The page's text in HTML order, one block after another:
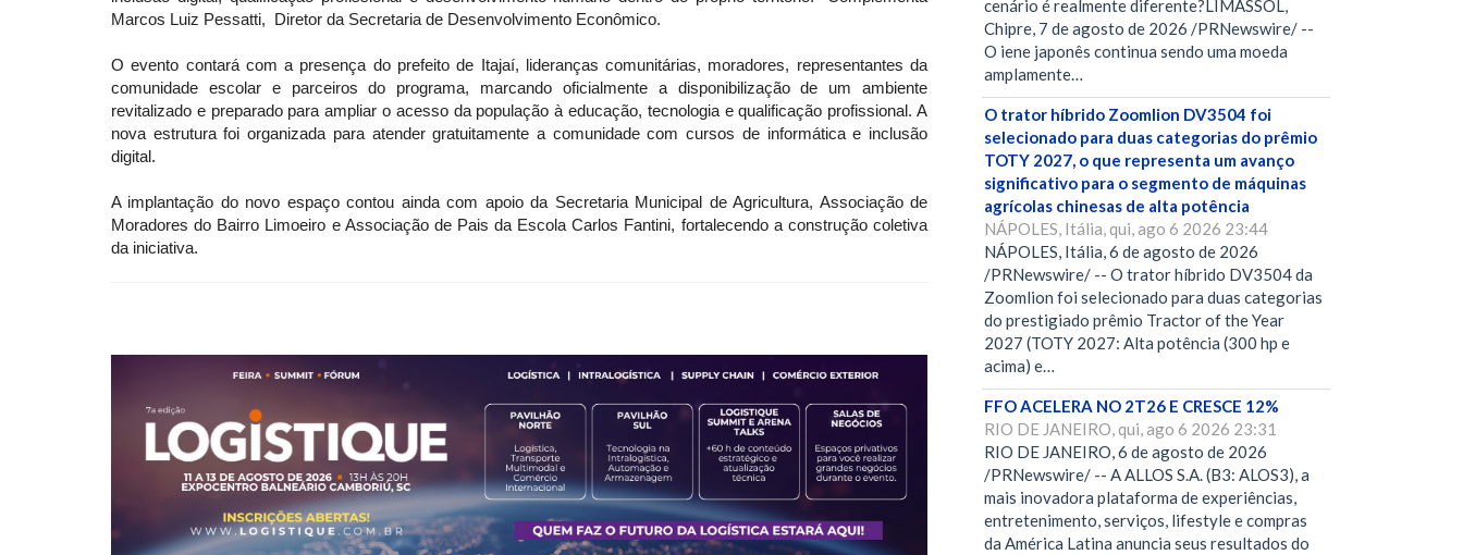
Marcos Luiz Pessatti, Diretor da Secretaria de Desenvolvimento Econômico.
O evento contará com a presença do prefeito de Itajaí, lideranças comunitárias, moradores, representantes da
comunidade escolar e parceiros do programa, marcando oficialmente a disponibilização de um ambiente
revitalizado e preparado para ampliar o acesso da população à educação, tecnologia e qualificação profissional. A
nova estrutura foi organizada para atender gratuitamente a comunidade com cursos de informática e inclusão
digital.
A implantação do novo espaço contou ainda com apoio da Secretaria Municipal de Agricultura, Associação de
Moradores do Bairro Limoeiro e Associação de Pais da Escola Carlos Fantini, fortalecendo a construção coletiva
da iniciativa.
cenário é realmente diferente?LIMASSOL,
Chipre, 7 de agosto de 2026 /PRNewswire/ --
O iene japonês continua sendo uma moeda
amplamente…
O trator híbrido Zoomlion DV3504 foi
selecionado para duas categorias do prêmio
TOTY 2027, o que representa um avanço
significativo para o segmento de máquinas
agrícolas chinesas de alta potência
NÁPOLES, Itália, qui, ago 6 2026 23:44
NÁPOLES, Itália, 6 de agosto de 2026
/PRNewswire/ -- O trator híbrido DV3504 da
Zoomlion foi selecionado para duas categorias
do prestigiado prêmio Tractor of the Year
2027 (TOTY 2027: Alta potência (300 hp e
acima) e…
FFO ACELERA NO 2T26 E CRESCE 12%
RIO DE JANEIRO, qui, ago 6 2026 23:31
RIO DE JANEIRO, 6 de agosto de 2026
/PRNewswire/ -- A ALLOS S.A. (B3: ALOS3), a
mais inovadora plataforma de experiências,
entretenimento, serviços, lifestyle e compras
da América Latina anuncia seus resultados do